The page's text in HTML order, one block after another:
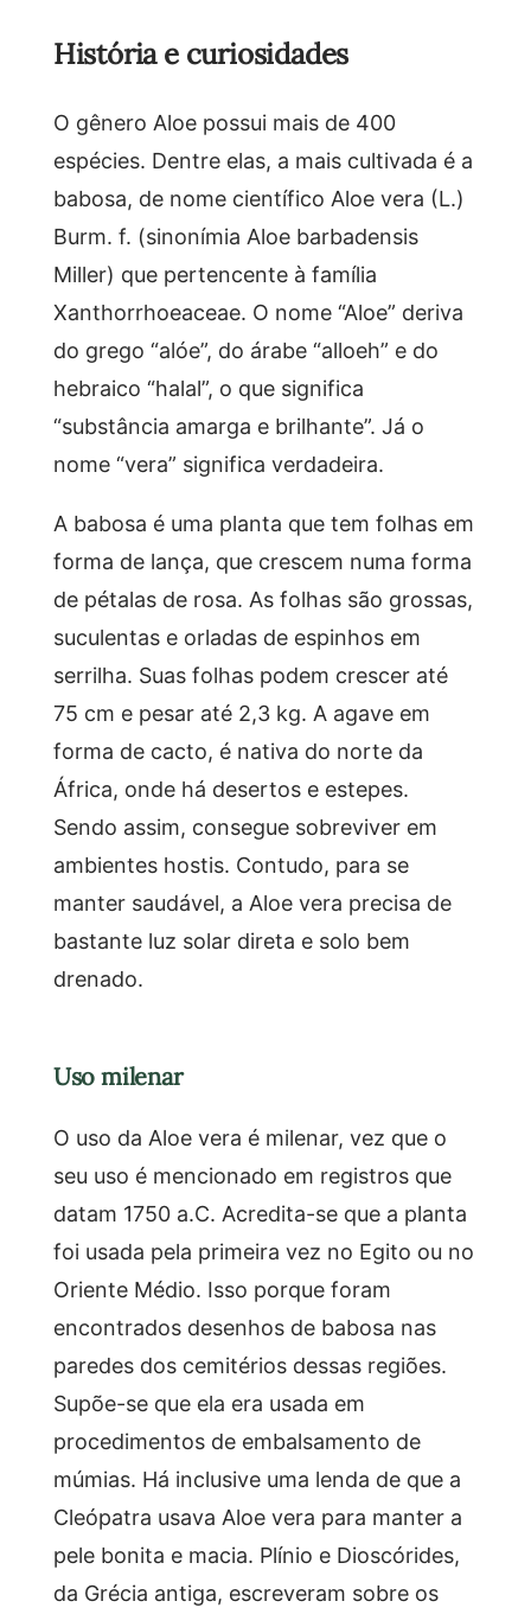
História e curiosidades
O gênero Aloe possui mais de 400
espécies. Dentre elas, a mais cultivada é a
babosa, de nome científico Aloe vera (L.)
Burm. f. (sinonímia Aloe barbadensis
Miller) que pertencente à família
Xanthorrhoeaceae. O nome “Aloe” deriva
do grego “alóe”, do árabe “alloeh” e do
hebraico “halal”, o que significa
“substância amarga e brilhante”. Já o
nome “vera” significa verdadeira.
A babosa é uma planta que tem folhas em
forma de lança, que crescem numa forma
de pétalas de rosa. As folhas são grossas,
suculentas e orladas de espinhos em
serrilha. Suas folhas podem crescer até
75 cm e pesar até 2,3 kg. A agave em
forma de cacto, é nativa do norte da
África, onde há desertos e estepes.
Sendo assim, consegue sobreviver em
ambientes hostis. Contudo, para se
manter saudável, a Aloe vera precisa de
bastante luz solar direta e solo bem
drenado.
Uso milenar
O uso da Aloe vera é milenar, vez que o
seu uso é mencionado em registros que
datam 1750 a.C. Acredita-se que a planta
foi usada pela primeira vez no Egito ou no
Oriente Médio. Isso porque foram
encontrados desenhos de babosa nas
paredes dos cemitérios dessas regiões.
Supõe-se que ela era usada em
procedimentos de embalsamento de
múmias. Há inclusive uma lenda de que a
Cleópatra usava Aloe vera para manter a
pele bonita e macia. Plínio e Dioscórides,
da Grécia antiga, escreveram sobre os